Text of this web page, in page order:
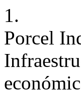
1.
Porcel